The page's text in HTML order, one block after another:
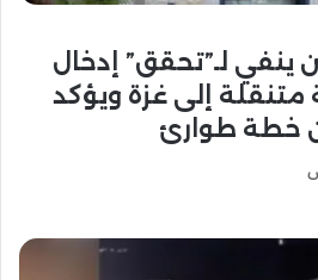
لـ”تحقق” إدخال
متنقلة إلى غزة ويؤكد
خطة طوارئ